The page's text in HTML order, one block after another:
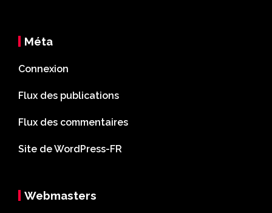
Méta
Connexion
Flux des publications
Flux des commentaires
Site de WordPress-FR
Webmasters